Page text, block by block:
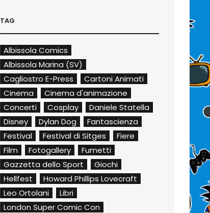
TAG
Albissola Comics
Albissola Marina (SV)
Cagliostro E-Press
Cartoni Animati
Cinema
Cinema d'animazione
Concerti
Cosplay
Daniele Statella
Disney
Dylan Dog
Fantascienza
Festival
Festival di Sitges
Fiere
Film
Fotogallery
Fumetti
Gazzetta dello Sport
Giochi
Hellfest
Howard Phillips Lovecraft
Leo Ortolani
Libri
London Super Comic Con